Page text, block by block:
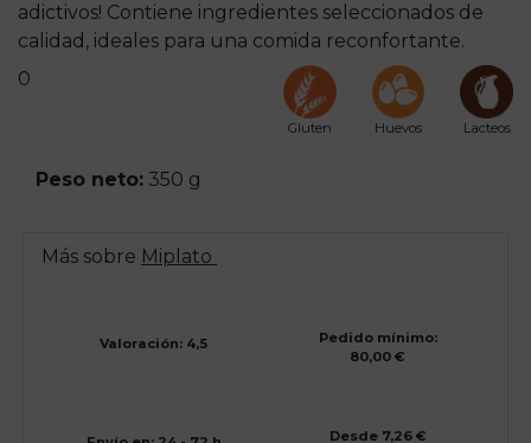
adictivos! Contiene ingredientes seleccionados de
calidad, ideales para una comida reconfortante.
0
Gluten Huevos Lacteos
Peso neto: 350 g
Más sobre Miplato
Valoración: 4,5
Pedido mínimo:
80,00 €
Desde 7,26 €